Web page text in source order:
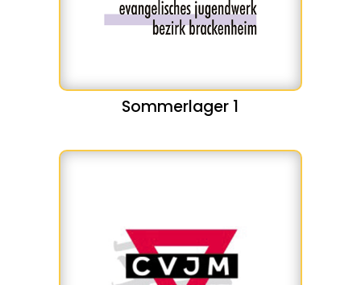
Sommerlager 1